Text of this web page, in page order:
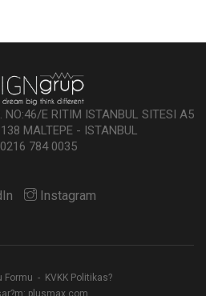
E RITIM ISTANBUL SITESI A5
MALTEPE - ISTANBUL
784 0035
Instagram
Formu - KVKK Politikas?
plusmax.com